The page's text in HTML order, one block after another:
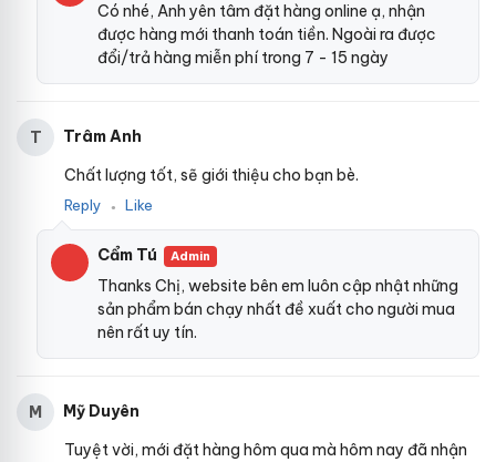
Có nhé, Anh yên tâm đặt hàng online ạ, nhận
được hàng mới thanh toán tiền. Ngoài ra được
đổi/trả hàng miễn phí trong 7 - 15 ngày
T
Trâm Anh
Chất lượng tốt, sẽ giới thiệu cho bạn bè.
Reply ● Like
Cẩm Tú Admin
Thanks Chị, website bên em luôn cập nhật những
sản phẩm bán chạy nhất đề xuất cho người mua
nên rất uy tín.
M
Mỹ Duyên
Tuyệt vời, mới đặt hàng hôm qua mà hôm nay đã nhận